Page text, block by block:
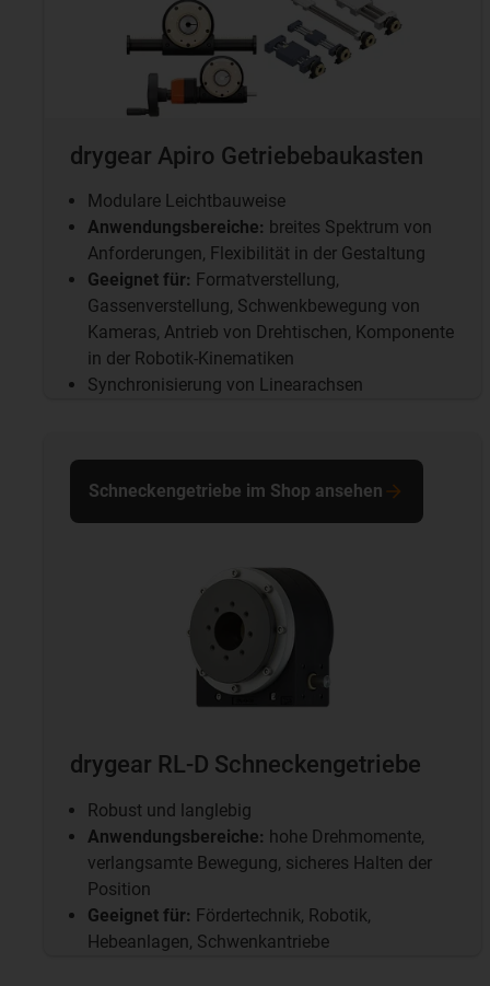
drygear Apiro Getriebebaukasten
Modulare Leichtbauweise
Anwendungsbereiche: breites Spektrum von
Anforderungen, Flexibilität in der Gestaltung
Geeignet für: Formatverstellung,
Gassenverstellung, Schwenkbewegung von
Kameras, Antrieb von Drehtischen, Komponente
in der Robotik-Kinematiken
Synchronisierung von Linearachsen
drygear RL-D Schneckengetriebe
Robust und langlebig
Anwendungsbereiche: hohe Drehmomente,
verlangsamte Bewegung, sicheres Halten der
Position
Geeignet für: Fördertechnik, Robotik,
Hebeanlagen, Schwenkantriebe
Schneckengetriebe im Shop ansehen